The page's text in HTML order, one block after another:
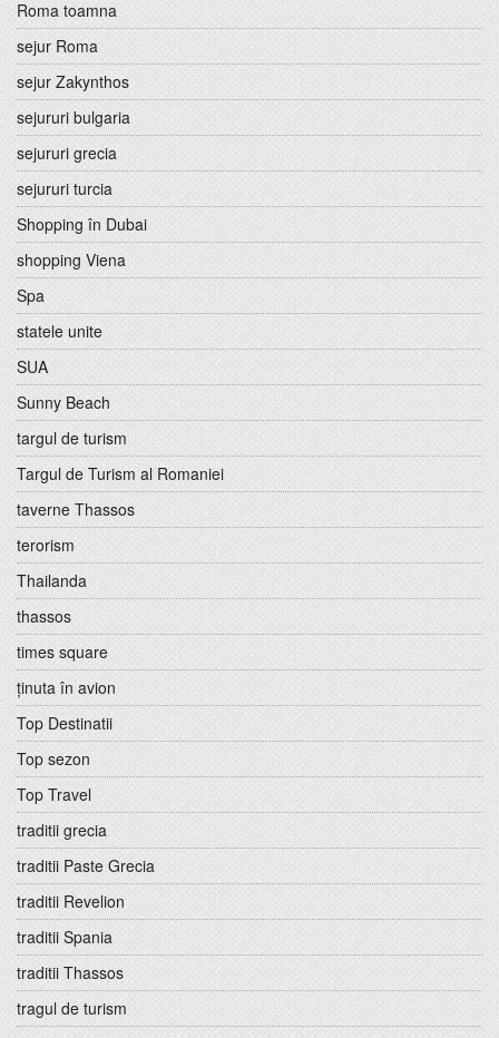
Roma toamna
sejur Roma
sejur Zakynthos
sejururi bulgaria
sejururi grecia
sejururi turcia
Shopping în Dubai
shopping Viena
Spa
statele unite
SUA
Sunny Beach
targul de turism
Targul de Turism al Romaniei
taverne Thassos
terorism
Thailanda
thassos
times square
ținuta în avion
Top Destinatii
Top sezon
Top Travel
traditii grecia
traditii Paste Grecia
traditii Revelion
traditii Spania
traditii Thassos
tragul de turism